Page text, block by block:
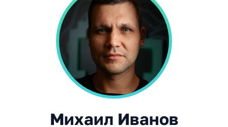
Михаил Иванов